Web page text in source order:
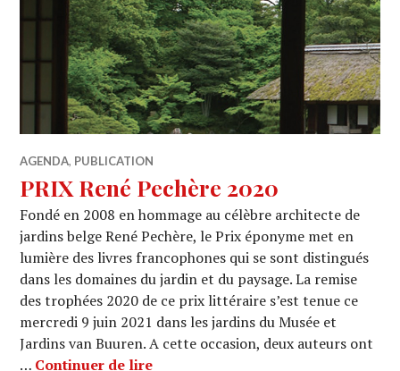
AGENDA, PUBLICATION
PRIX René Pechère 2020
Fondé en 2008 en hommage au célèbre architecte de
jardins belge René Pechère, le Prix éponyme met en
lumière des livres francophones qui se sont distingués
dans les domaines du jardin et du paysage. La remise
des trophées 2020 de ce prix littéraire s’est tenue ce
mercredi 9 juin 2021 dans les jardins du Musée et
Jardins van Buuren. A cette occasion, deux auteurs ont
… Continuer de lirePRIX René Pechère 2020